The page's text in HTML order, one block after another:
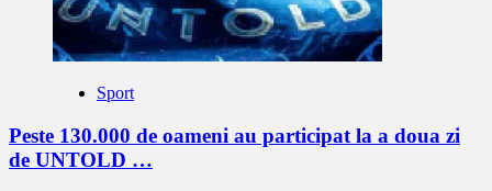
Sport
Peste 130.000 de oameni au participat la a doua zi
de UNTOLD …